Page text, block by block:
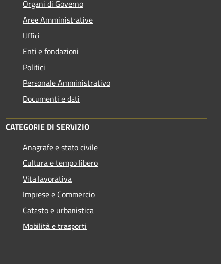
Organi di Governo
Aree Amministrative
Uffici
Enti e fondazioni
Politici
Personale Amministrativo
Documenti e dati
CATEGORIE DI SERVIZIO
Anagrafe e stato civile
Cultura e tempo libero
Vita lavorativa
Imprese e Commercio
Catasto e urbanistica
Mobilità e trasporti